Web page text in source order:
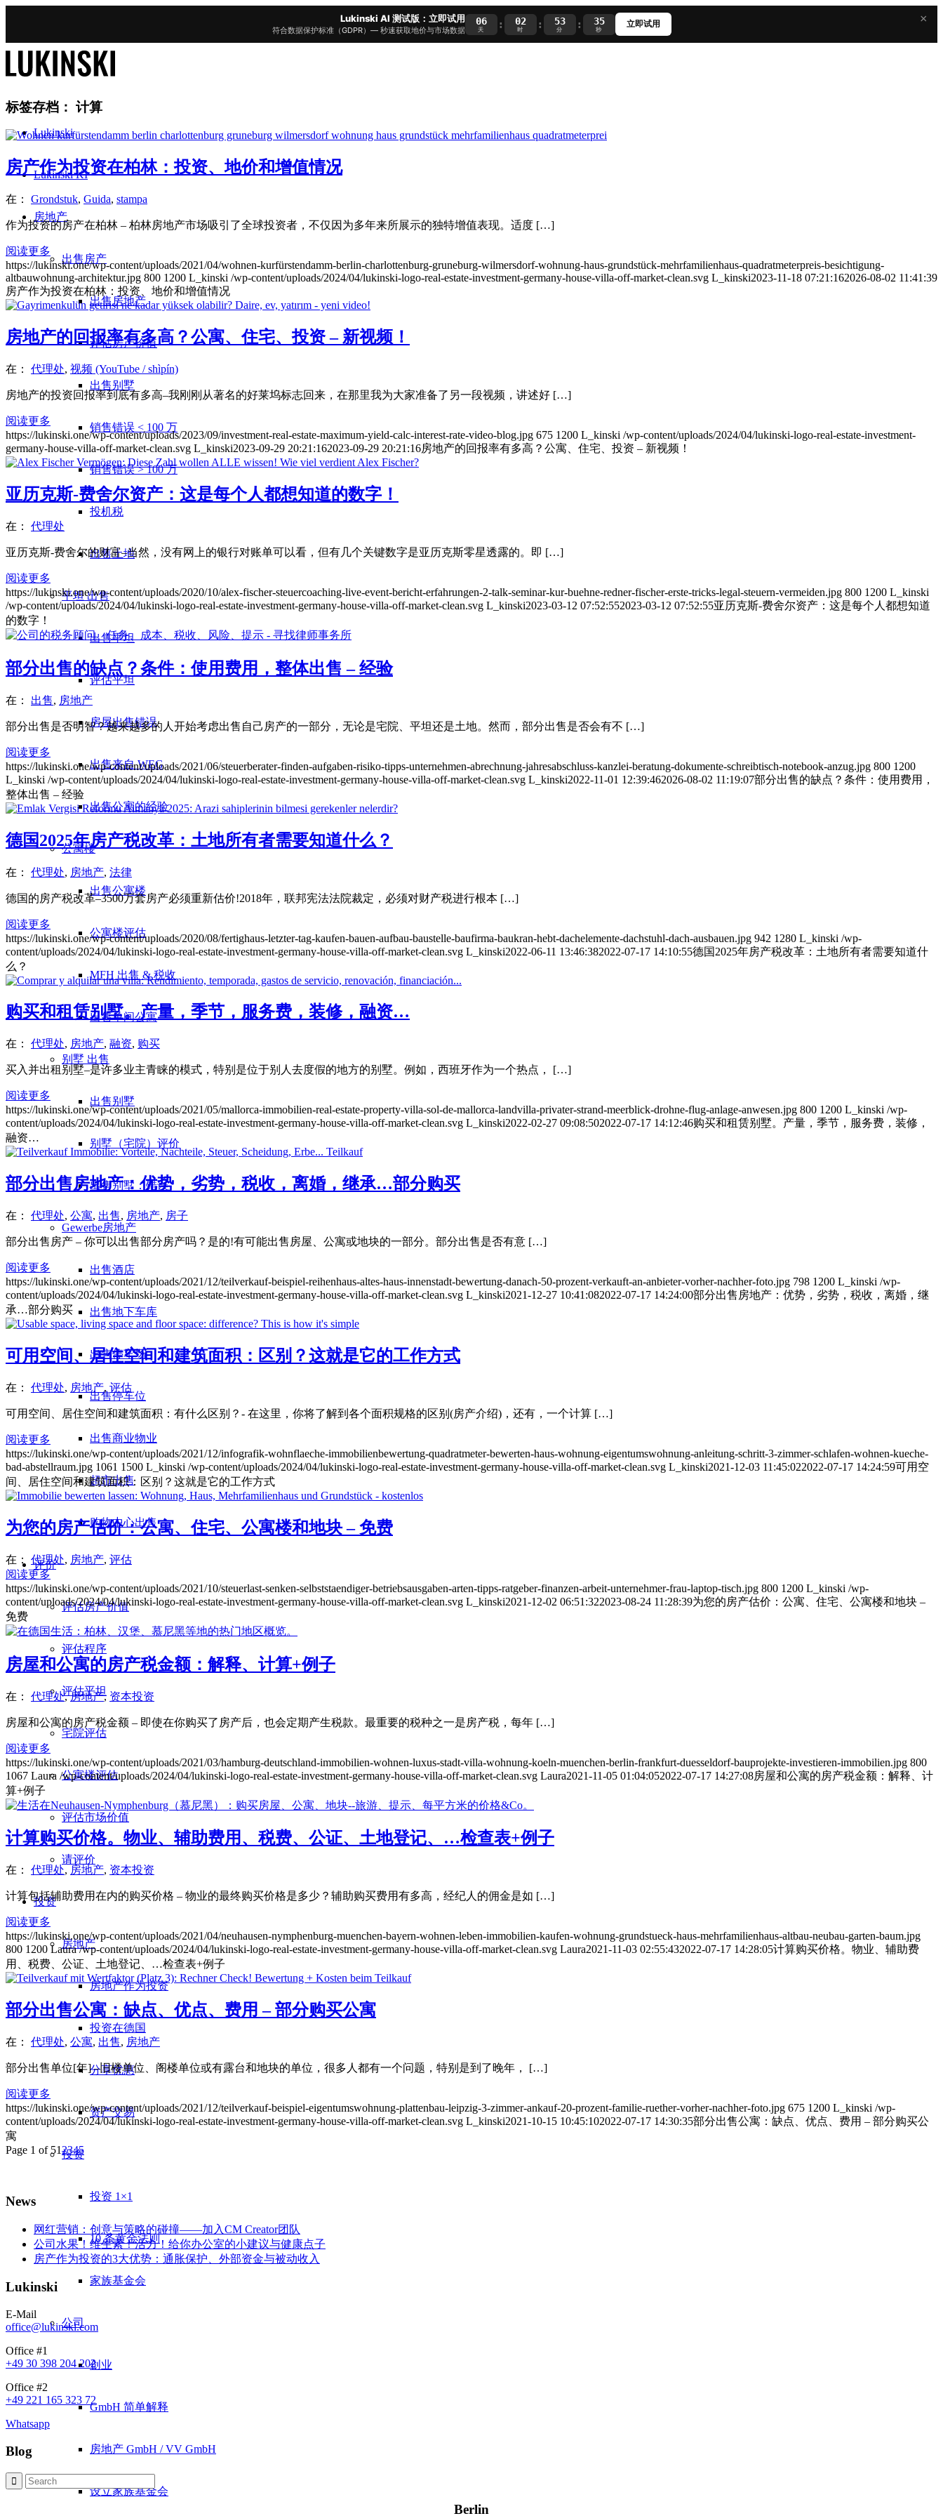
×
Lukinski AI 测试版：立即试用
符合数据保护标准（GDPR）— 秒速获取地价与市场数据
06
天 : 02
时 : 53
分 : 34
秒
立即试用
Lukinski
Lukinski KI
房地产
出售房产
出售房地产
评估房产价值
出售别墅
销售错误 < 100 万
销售错误 > 100 万
投机税
出售土地
平坦出售
出售平坦
评估平坦
房屋出售错误
出售来自 WEG
出售公寓的经验
公寓楼
出售公寓楼
公寓楼评估
MFH 出售 & 税收
出售单间公寓
别墅 出售
出售别墅
别墅（宅院）评价
出售别墅：错误
Gewerbe房地产
出售酒店
出售地下车库
出售停车场
出售停车位
出售商业物业
超市出售
购物中心出售
评价
评估房产价值
评估程序
评估平坦
宅院评估
公寓楼评估
评估市场价值
请评价
投资
房地产
房地产作为投资
投资在德国
分享优惠
资产交易
投资
投资 1×1
10 条黄金法则
家族基金会
公司
创业
GmbH 简单解释
房地产 GmbH / VV GmbH
设立家族基金会
标签存档： 计算
房产作为投资在柏林：投资、地价和增值情况
在： Grondstuk, Guida, stampa
作为投资的房产在柏林 – 柏林房地产市场吸引了全球投资者，不仅因为多年来所展示的独特增值表现。适度 […]
阅读更多
https://lukinski.one/wp-content/uploads/2021/04/wohnen-kurfürstendamm-berlin-charlottenburg-gruneburg-wilmersdorf-wohnung-haus-grundstück-mehrfamilienhaus-quadratmeterpreis-besichtigung-
altbauwohnung-architektur.jpg 800 1200 L_kinski /wp-content/uploads/2024/04/lukinski-logo-real-estate-investment-germany-house-villa-off-market-clean.svg L_kinski2023-11-18 07:21:162026-08-02 11:41:39
房产作为投资在柏林：投资、地价和增值情况
房地产的回报率有多高？公寓、住宅、投资 – 新视频！
在： 代理处, 视频 (YouTube / shìpín)
房地产的投资回报率到底有多高–我刚刚从著名的好莱坞标志回来，在那里我为大家准备了另一段视频，讲述好 […]
阅读更多
https://lukinski.one/wp-content/uploads/2023/09/investment-real-estate-maximum-yield-calc-interest-rate-video-blog.jpg 675 1200 L_kinski /wp-content/uploads/2024/04/lukinski-logo-real-estate-investment-
germany-house-villa-off-market-clean.svg L_kinski2023-09-29 20:21:162023-09-29 20:21:16房地产的回报率有多高？公寓、住宅、投资 – 新视频！
亚历克斯-费舍尔资产：这是每个人都想知道的数字！
在： 代理处
亚历克斯-费舍尔的财富–当然，没有网上的银行对账单可以看，但有几个关键数字是亚历克斯零星透露的。即 […]
阅读更多
https://lukinski.one/wp-content/uploads/2020/10/alex-fischer-steuercoaching-live-event-bericht-erfahrungen-2-talk-seminar-kur-buehne-redner-fischer-erste-tricks-legal-steuern-vermeiden.jpg 800 1200 L_kinski
/wp-content/uploads/2024/04/lukinski-logo-real-estate-investment-germany-house-villa-off-market-clean.svg L_kinski2023-03-12 07:52:552023-03-12 07:52:55亚历克斯-费舍尔资产：这是每个人都想知道
的数字！
部分出售的缺点？条件：使用费用，整体出售 – 经验
在： 出售, 房地产
部分出售是否明智？越来越多的人开始考虑出售自己房产的一部分，无论是宅院、平坦还是土地。然而，部分出售是否会有不 […]
阅读更多
https://lukinski.one/wp-content/uploads/2021/06/steuerberater-finden-aufgaben-risiko-tipps-unternehmen-abrechnung-jahresabschluss-kanzlei-beratung-dokumente-schreibtisch-notebook-anzug.jpg 800 1200
L_kinski /wp-content/uploads/2024/04/lukinski-logo-real-estate-investment-germany-house-villa-off-market-clean.svg L_kinski2022-11-01 12:39:462026-08-02 11:19:07部分出售的缺点？条件：使用费用，
整体出售 – 经验
德国2025年房产税改革：土地所有者需要知道什么？
在： 代理处, 房地产, 法律
德国的房产税改革–3500万套房产必须重新估价!2018年，联邦宪法法院裁定，必须对财产税进行根本 […]
阅读更多
https://lukinski.one/wp-content/uploads/2020/08/fertighaus-letzter-tag-kaufen-bauen-aufbau-baustelle-baufirma-baukran-hebt-dachelemente-dachstuhl-dach-ausbauen.jpg 942 1280 L_kinski /wp-
content/uploads/2024/04/lukinski-logo-real-estate-investment-germany-house-villa-off-market-clean.svg L_kinski2022-06-11 13:46:382022-07-17 14:10:55德国2025年房产税改革：土地所有者需要知道什
么？
购买和租赁别墅。产量，季节，服务费，装修，融资…
在： 代理处, 房地产, 融资, 购买
买入并出租别墅–是许多业主青睐的模式，特别是位于别人去度假的地方的别墅。例如，西班牙作为一个热点， […]
阅读更多
https://lukinski.one/wp-content/uploads/2021/05/mallorca-immobilien-real-estate-property-villa-sol-de-mallorca-landvilla-privater-strand-meerblick-drohne-flug-anlage-anwesen.jpg 800 1200 L_kinski /wp-
content/uploads/2024/04/lukinski-logo-real-estate-investment-germany-house-villa-off-market-clean.svg L_kinski2022-02-27 09:08:502022-07-17 14:12:46购买和租赁别墅。产量，季节，服务费，装修，
融资…
部分出售房地产：优势，劣势，税收，离婚，继承…部分购买
在： 代理处, 公寓, 出售, 房地产, 房子
部分出售房产 – 你可以出售部分房产吗？是的!有可能出售房屋、公寓或地块的一部分。部分出售是否有意 […]
阅读更多
https://lukinski.one/wp-content/uploads/2021/12/teilverkauf-beispiel-reihenhaus-altes-haus-innenstadt-bewertung-danach-50-prozent-verkauft-an-anbieter-vorher-nachher-foto.jpg 798 1200 L_kinski /wp-
content/uploads/2024/04/lukinski-logo-real-estate-investment-germany-house-villa-off-market-clean.svg L_kinski2021-12-27 10:41:082022-07-17 14:24:00部分出售房地产：优势，劣势，税收，离婚，继
承…部分购买
可用空间、居住空间和建筑面积：区别？这就是它的工作方式
在： 代理处, 房地产, 评估
可用空间、居住空间和建筑面积：有什么区别？- 在这里，你将了解到各个面积规格的区别(房产介绍)，还有，一个计算 […]
阅读更多
https://lukinski.one/wp-content/uploads/2021/12/infografik-wohnflaeche-immobilienbewertung-quadratmeter-bewerten-haus-wohnung-eigentumswohnung-anleitung-schritt-3-zimmer-schlafen-wohnen-kueche-
bad-abstellraum.jpg 1061 1500 L_kinski /wp-content/uploads/2024/04/lukinski-logo-real-estate-investment-germany-house-villa-off-market-clean.svg L_kinski2021-12-03 11:45:022022-07-17 14:24:59可用空
间、居住空间和建筑面积：区别？这就是它的工作方式
为您的房产估价：公寓、住宅、公寓楼和地块 – 免费
在： 代理处, 房地产, 评估
阅读更多
https://lukinski.one/wp-content/uploads/2021/10/steuerlast-senken-selbststaendiger-betriebsausgaben-arten-tipps-ratgeber-finanzen-arbeit-unternehmer-frau-laptop-tisch.jpg 800 1200 L_kinski /wp-
content/uploads/2024/04/lukinski-logo-real-estate-investment-germany-house-villa-off-market-clean.svg L_kinski2021-12-02 06:51:322023-08-24 11:28:39为您的房产估价：公寓、住宅、公寓楼和地块 –
免费
房屋和公寓的房产税金额：解释、计算+例子
在： 代理处,房地产, 资本投资
房屋和公寓的房产税金额 – 即使在你购买了房产后，也会定期产生税款。最重要的税种之一是房产税，每年 […]
阅读更多
https://lukinski.one/wp-content/uploads/2021/03/hamburg-deutschland-immobilien-wohnen-luxus-stadt-villa-wohnung-koeln-muenchen-berlin-frankfurt-duesseldorf-bauprojekte-investieren-immobilien.jpg 800
1067 Laura /wp-content/uploads/2024/04/lukinski-logo-real-estate-investment-germany-house-villa-off-market-clean.svg Laura2021-11-05 01:04:052022-07-17 14:27:08房屋和公寓的房产税金额：解释、计
算+例子
计算购买价格。物业、辅助费用、税费、公证、土地登记、…检查表+例子
在： 代理处, 房地产, 资本投资
计算包括辅助费用在内的购买价格 – 物业的最终购买价格是多少？辅助购买费用有多高，经纪人的佣金是如 […]
阅读更多
https://lukinski.one/wp-content/uploads/2021/04/neuhausen-nymphenburg-muenchen-bayern-wohnen-leben-immobilien-kaufen-wohnung-grundstueck-haus-mehrfamilienhaus-altbau-neubau-garten-baum.jpg
800 1200 Laura /wp-content/uploads/2024/04/lukinski-logo-real-estate-investment-germany-house-villa-off-market-clean.svg Laura2021-11-03 02:55:432022-07-17 14:28:05计算购买价格。物业、辅助费
用、税费、公证、土地登记、…检查表+例子
部分出售公寓：缺点、优点、费用 – 部分购买公寓
在： 代理处, 公寓, 出售, 房地产
部分出售单位[年] –旧楼单位、阁楼单位或有露台和地块的单位，很多人都有一个问题，特别是到了晚年， […]
阅读更多
https://lukinski.one/wp-content/uploads/2021/12/teilverkauf-beispiel-eigentumswohnung-plattenbau-leipzig-3-zimmer-ankauf-20-prozent-familie-ruether-vorher-nachher-foto.jpg 675 1200 L_kinski /wp-
content/uploads/2024/04/lukinski-logo-real-estate-investment-germany-house-villa-off-market-clean.svg L_kinski2021-10-15 10:45:102022-07-17 14:30:35部分出售公寓：缺点、优点、费用 – 部分购买公
寓
Page 1 of 512345
News
网红营销：创意与策略的碰撞——加入CM Creator团队
公司水果！维生素！活力！给你办公室的小建议与健康点子
房产作为投资的3大优势：通胀保护、外部资金与被动收入
Lukinski
E-Mail
office@lukinski.com
Office #1
+49 30 398 204 202
Office #2
+49 221 165 323 72
Whatsapp
Blog
Berlin